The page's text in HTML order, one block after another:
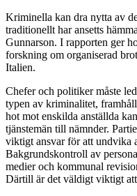
Kriminella kan dra nytta av
traditionellt har ansetts
Gunnarson. I rapporten ger
forskning om organiserad
Italien.
Chefer och politiker måste
typen av kriminalitet,
hot mot enskilda anställda
tjänstemän till nämnder.
viktigt ansvar för att undvika
Bakgrundskontroll av
medier och kommunal
Därtill är det väldigt viktigt